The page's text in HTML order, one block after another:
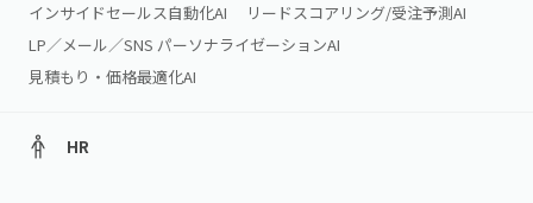
インサイドセールス自動化AI
リードスコアリング/受注予測AI
LP／メール／SNS パーソナライゼーションAI
見積もり・価格最適化AI
HR